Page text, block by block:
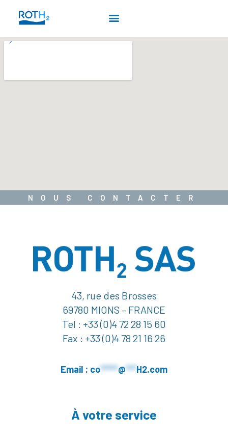
NOUS CONTACTER
43, rue des Brosses
69780 MIONS – FRANCE
Tel : +33 (0)4 72 28 15 60
Fax : +33 (0)4 78 21 16 26
Email : co*****@***H2.com
À votre service